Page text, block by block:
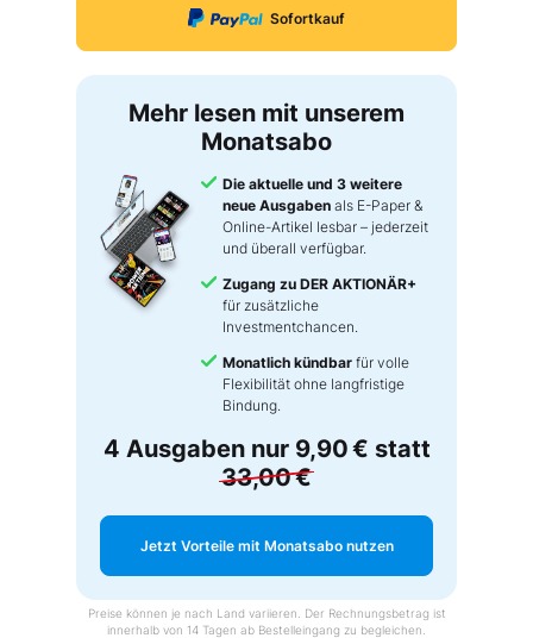
Sofortkauf
Mehr lesen mit unserem
Monatsabo
Die aktuelle und 3 weitere
neue Ausgaben als E-Paper &
Online-Artikel lesbar – jederzeit
und überall verfügbar.
Zugang zu DER AKTIONÄR+
für zusätzliche
Investmentchancen.
Monatlich kündbar für volle
Flexibilität ohne langfristige
Bindung.
4 Ausgaben nur 9,90 € statt
33,00 €
Jetzt Vorteile mit Monatsabo nutzen
Preise können je nach Land variieren. Der Rechnungsbetrag ist
innerhalb von 14 Tagen ab Bestelleingang zu begleichen.